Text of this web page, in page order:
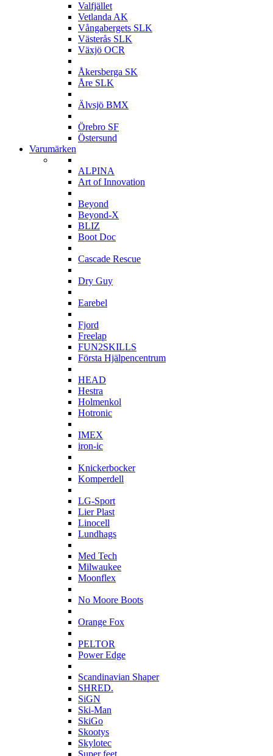
Valfjället
Vetlanda AK
Vångabergets SLK
Västerås SLK
Växjö OCR
Åkersberga SK
Åre SLK
Älvsjö BMX
Örebro SF
Östersund
Varumärken
ALPINA
Art of Innovation
Beyond
Beyond-X
BLIZ
Boot Doc
Cascade Rescue
Dry Guy
Earebel
Fjord
Freelap
FUN2SKILLS
Första Hjälpencentrum
HEAD
Hestra
Holmenkol
Hotronic
IMEX
iron-ic
Knickerbocker
Komperdell
LG-Sport
Lier Plast
Linocell
Lundhags
Med Tech
Milwaukee
Moonflex
No Moore Boots
Orange Fox
PELTOR
Power Edge
Scandinavian Shaper
SHRED.
SiGN
Ski-Man
SkiGo
Skootys
Skylotec
Super feet